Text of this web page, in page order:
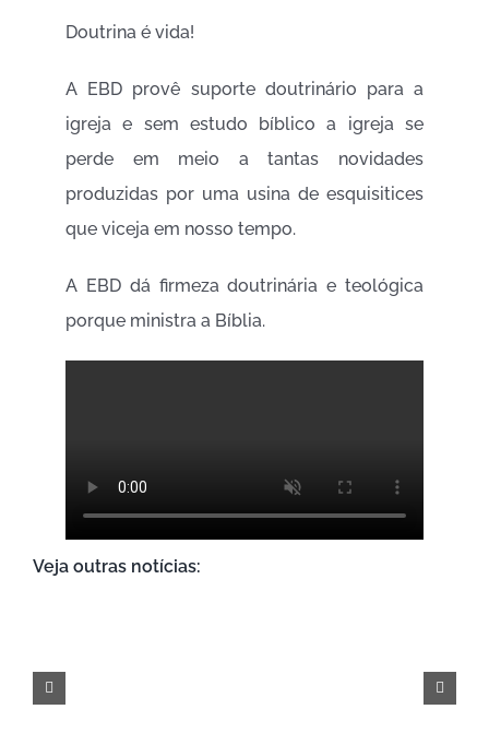
Doutrina é vida!
A EBD provê suporte doutrinário para a
igreja e sem estudo bíblico a igreja se
perde em meio a tantas novidades
produzidas por uma usina de esquisitices
que viceja em nosso tempo.
A EBD dá firmeza doutrinária e teológica
porque ministra a Bíblia.
Veja outras notícias: